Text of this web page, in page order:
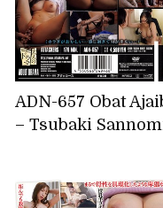
ADN-657 Obat
– Tsubaki